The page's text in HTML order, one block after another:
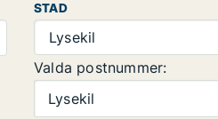
STAD
Lysekil
Valda postnummer:
Lysekil